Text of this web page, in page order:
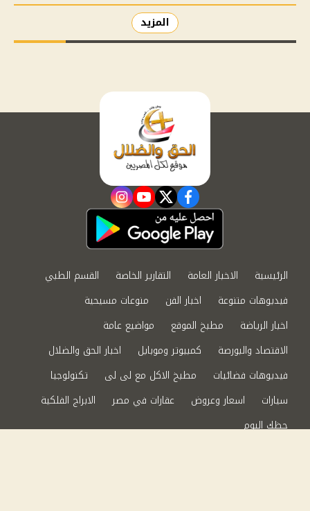
المزيد
facebook
twitter
youtube
instagram
الرئيسية الاخبار العامة التقارير الخاصة
القسم الطبي
فيديوهات متنوعة
اخبار الفن
منوعات مسيحية
اخبار الرياضة
مطبخ الموقع
مواضيع عامة
الاقتصاد والبورصة
كمبيوتر وموبايل
اخبار الحق والضلال
فيديوهات فضائيات
مطبخ الاكل مع لى لى
تكنولوجيا
سيارات
اسعار وعروض عقارات في مصر
الابراج الفلكية
حظك اليوم